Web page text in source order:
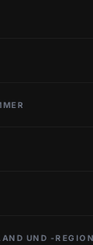
UND -REGION